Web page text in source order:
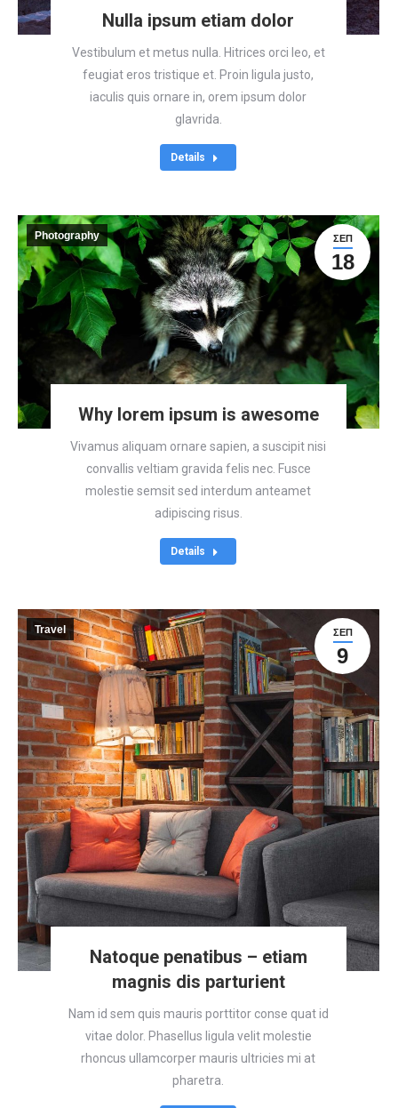
Nulla ipsum etiam dolor
Vestibulum et metus nulla. Hitrices orci leo, et
feugiat eros tristique et. Proin ligula justo,
iaculis quis ornare in, orem ipsum dolor
glavrida.
Details
ΣΕΠ
18
Photography
Why lorem ipsum is awesome
Vivamus aliquam ornare sapien, a suscipit nisi
convallis veltiam gravida felis nec. Fusce
molestie semsit sed interdum anteamet
adipiscing risus.
Details
ΣΕΠ
9
Travel
Natoque penatibus – etiam
magnis dis parturient
Nam id sem quis mauris porttitor conse quat id
vitae dolor. Phasellus ligula velit molestie
rhoncus ullamcorper mauris ultricies mi at
pharetra.